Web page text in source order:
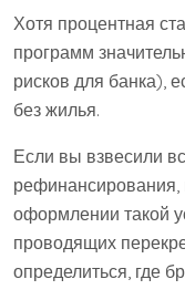
Хотя процентная
программ
рисков для банка),
без жилья.
Если вы взвесили
оформлении такой
проводящих
определиться, где